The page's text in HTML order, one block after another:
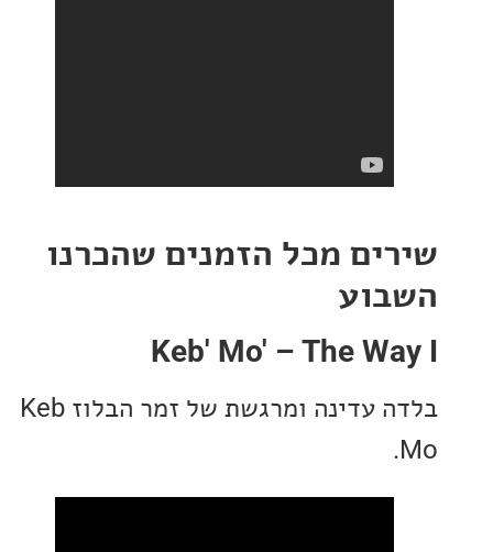
מכל הזמנים שהכרנו
Keb' Mo' – The
בלדה עדינה ומרגשת של זמר הבלוז Keb